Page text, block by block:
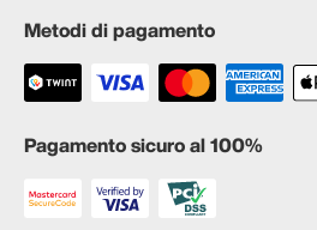
Metodi di pagamento
Pagamento sicuro al 100%